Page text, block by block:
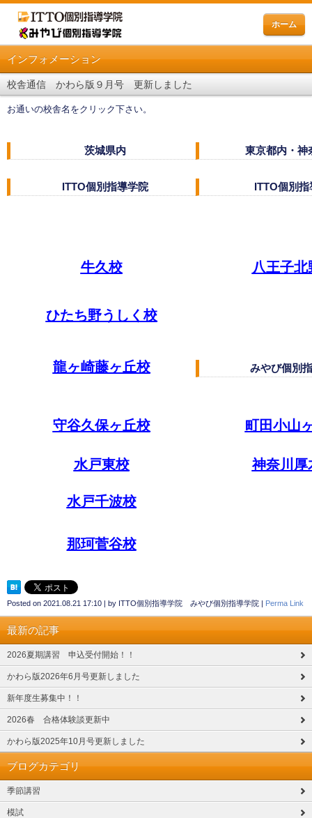
ホーム
インフォメーション
校舎通信 かわら版９月号 更新しました
お通いの校舎名をクリック下さい。
茨城県内
ITTO個別指導学院
東京都内・神
ITTO個別指
牛久校 八王子北
ひたち野うしく校
龍ヶ崎藤ヶ丘校 みやび個別
守谷久保ヶ丘校 町田小山
水戸東校 神奈川厚
水戸千波校
那珂菅谷校
Posted on 2021.08.21 17:10 | by ITTO個別指導学院 みやび個別指導学院 | Perma Link
最新の記事
2026夏期講習 申込受付開始！！
かわら版2026年6月号更新しました
新年度生募集中！！
2026春 合格体験談更新中
かわら版2025年10月号更新しました
ブログカテゴリ
季節講習
模試